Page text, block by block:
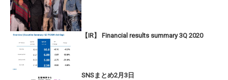
【IR】 Financial results summary 3Q 2020
SNSまとめ2月3日